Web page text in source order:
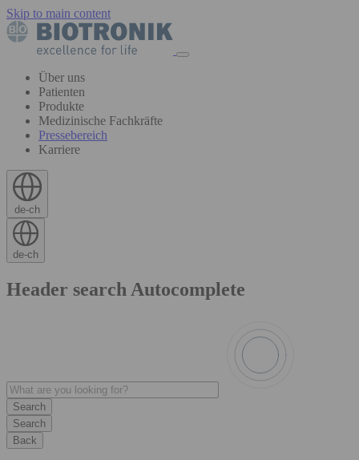
Skip to main content
Über uns
Patienten
Produkte
Medizinische Fachkräfte
Pressebereich
Karriere
de-ch
de-ch
Header search Autocomplete
Search
Back